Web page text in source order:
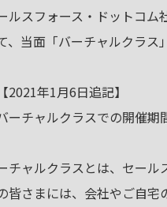
ルスフォース・ドットコム
、当面「バーチャルクラス
2021年1月6日追記】
ーチャルクラスでの開催期
チャルクラスとは、セー
皆さまには、会社やご自宅